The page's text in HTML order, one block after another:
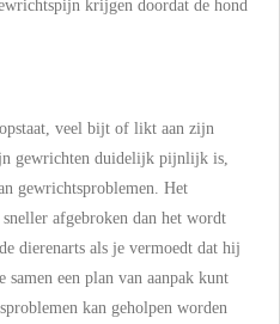
krijgen doordat de hond
veel bijt of likt aan zijn
gewrichten duidelijk pijnlijk is,
gewrichtsproblemen. Het
afgebroken dan het wordt
dierenarts als je vermoedt dat hij
een plan van aanpak kunt
kan geholpen worden